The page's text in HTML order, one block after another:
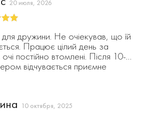
20 июля, 2026
дружини. Не очіекував, що їй
Працює цілий день за
постійно втомлені. Після 10-
відчувається приємне
клонить у сон знаю бо
консультацію, було дуже
10 октября, 2025